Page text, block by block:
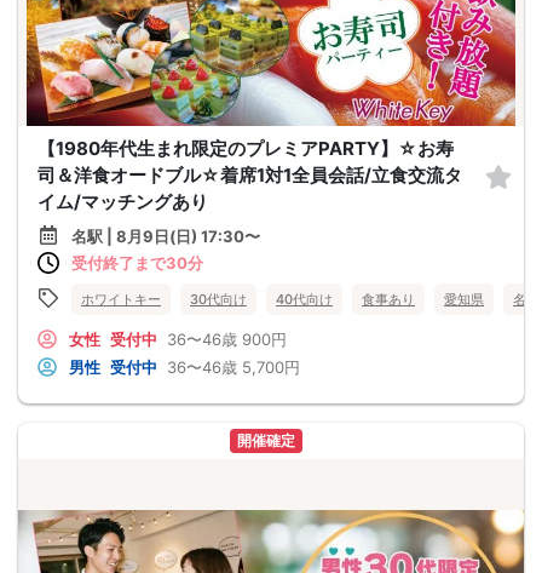
【1980年代生まれ限定のプレミアPARTY】☆お寿
司＆洋食オードブル☆着席1対1全員会話/立食交流タ
イム/マッチングあり
名駅 | 8月9日(日) 17:30〜
受付終了まで30分
ホワイトキー 30代向け 40代向け 食事あり 愛知県 名駅
女性 受付中 36〜46歳 900円
男性 受付中 36〜46歳 5,700円
開催確定